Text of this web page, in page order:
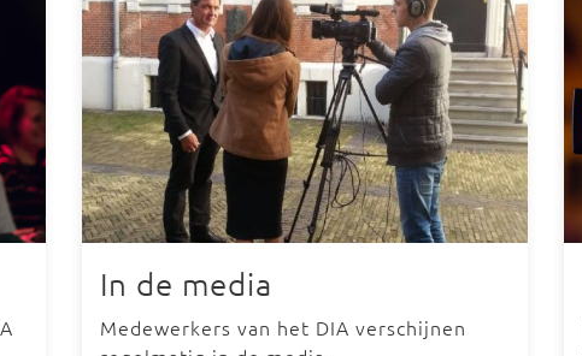
In de media
Medewerkers van het DIA verschijnen